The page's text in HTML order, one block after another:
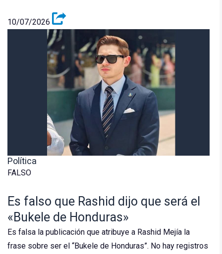
10/07/2026
Política
FALSO
Es falso que Rashid dijo que será el
«Bukele de Honduras»
Es falsa la publicación que atribuye a Rashid Mejía la
frase sobre ser el “Bukele de Honduras”. No hay registros